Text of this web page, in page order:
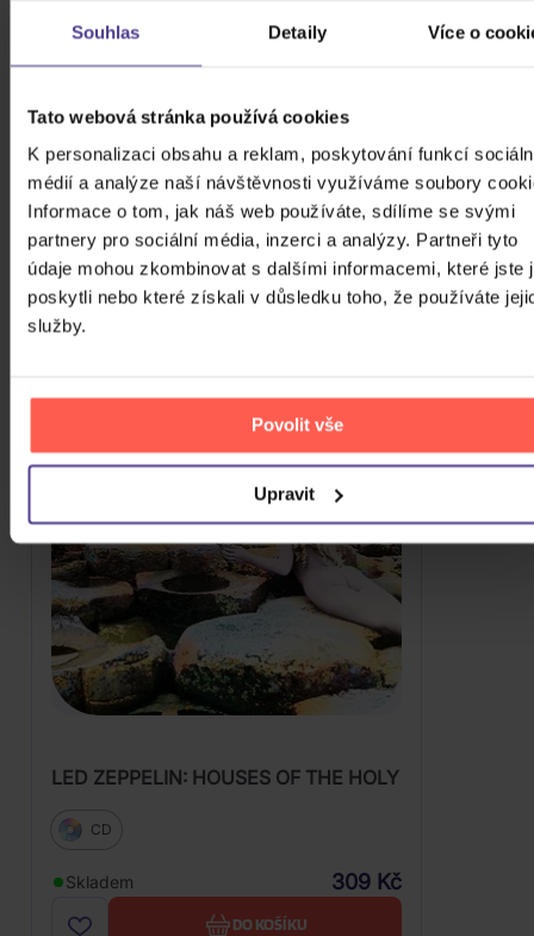
Souhlas Detaily Více o
Tato webová stránka používá cookies
K personalizaci obsahu a reklam, poskytování funkcí
médií a analýze naší návštěvnosti využíváme soubory
Informace o tom, jak náš web používáte, sdílíme se svými
partnery pro sociální média, inzerci a analýzy. Partneři tyto
údaje mohou zkombinovat s dalšími informacemi, které jste
poskytli nebo které získali v důsledku toho, že používáte
služby.
Povolit vše
Upravit
5. HOUSES OF THE HOLY (1973)
Páté studiové album
Kapela si zde odvážněpohrává s prvky funku,
reggae i orchestrálními aranžemi, což z desky dělá
jednu z nejbarevnějších v jejich katalogu. Skladby
jako The Song Remains the Same nebo atmosférická
No Quarter ukazují Led Zeppelin v uvolněné a hravé
náladě. Je to nahrávka, která odhaluje kapelu na
vrcholu tvůrčích sil a odvahy.
LED ZEPPELIN: HOUSES OF THE HOLY
CD
Skladem 309 Kč
DO KOŠÍKU